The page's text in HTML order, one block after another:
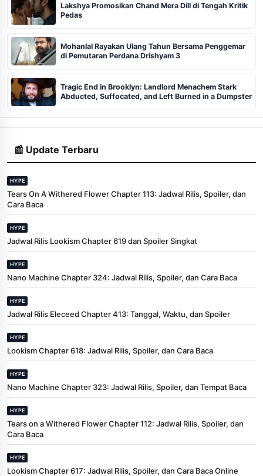
Lakshya Promosikan Chand Mera Dill di Tengah Kritik
Pedas
Mohanlal Rayakan Ulang Tahun Bersama Penggemar
di Pemutaran Perdana Drishyam 3
Tragic End in Brooklyn: Landlord Menachem Stark
Abducted, Suffocated, and Left Burned in a Dumpster
📰 Update Terbaru
HYPE
Tears On A Withered Flower Chapter 113: Jadwal Rilis, Spoiler, dan
Cara Baca
HYPE
Jadwal Rilis Lookism Chapter 619 dan Spoiler Singkat
HYPE
Nano Machine Chapter 324: Jadwal Rilis, Spoiler, dan Cara Baca
HYPE
Jadwal Rilis Eleceed Chapter 413: Tanggal, Waktu, dan Spoiler
HYPE
Lookism Chapter 618: Jadwal Rilis, Spoiler, dan Cara Baca
HYPE
Nano Machine Chapter 323: Jadwal Rilis, Spoiler, dan Tempat Baca
HYPE
Tears on a Withered Flower Chapter 112: Jadwal Rilis, Spoiler, dan
Cara Baca
HYPE
Lookism Chapter 617: Jadwal Rilis, Spoiler, dan Cara Baca Online